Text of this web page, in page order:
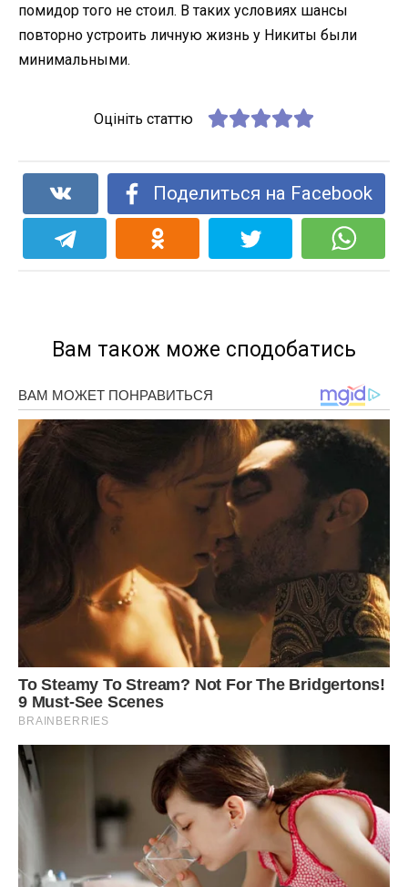
помидор того не стоил. В таких условиях шансы
повторно устроить личную жизнь у Никиты были
минимальными.
Оцініть статтю
Поделиться на Facebook
Вам також може сподобатись